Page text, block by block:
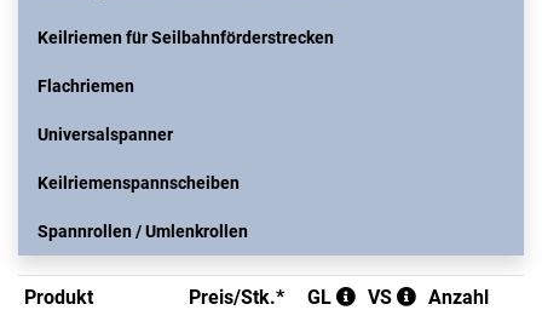
Keilriemen für Seilbahnförderstrecken
Flachriemen
Universalspanner
Keilriemenspannscheiben
Spannrollen / Umlenkrollen
Produkt Preis/Stk.* GL VS Anzahl